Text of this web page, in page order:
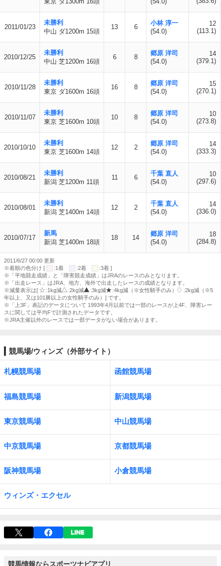
2011/01/23
未勝利
中山 ダ1200m 15頭
13 6
小林 淳一
(54.0)
12
(113.1)
2010/12/25
未勝利
中山 芝1200m 16頭
6 8
郷原 洋司
(54.0)
14
(379.1)
2010/11/28
未勝利
東京 ダ1600m 16頭
16 8
郷原 洋司
(54.0)
15
(270.1)
2010/11/07
未勝利
東京 芝1600m 10頭
10 8
郷原 洋司
(54.0)
10
(273.8)
2010/10/10
未勝利
東京 芝1600m 14頭
12 2
郷原 洋司
(54.0)
14
(333.3)
2010/08/21
未勝利
新潟 芝1200m 11頭
11 6
千葉 直人
(54.0)
10
(297.6)
2010/08/01
未勝利
新潟 芝1400m 14頭
12 2
千葉 直人
(54.0)
14
(336.0)
2010/07/17
新馬
新潟 芝1400m 18頭
18 14
郷原 洋司
(54.0)
18
(284.8)
2011/6/27 00:00 更新
※着順の色分け [
:1着 :2着
:3着 ]
※「平地競走成績」と「障害競走成績」はJRAのレースのみとなります。
※「出走レース」はJRA、地方、海外で出走したレースの成績となります。
※減量表示は[
:1kg減 :2kg減 :3kg減 :4kg減（※女性騎手のみ）
:2kg減（※5
年以上、又は101勝以上の女性騎手のみ）] です。
※「上3F」表記のデータについて 1993年4月以前では一部のレースが上4F、障害レー
スに関しては平均Fで計測されたデータです。
※JRA主催以外のレースでは一部データがない場合があります。
競馬場/ウィンズ（外部サイト）
札幌競馬場 函館競馬場
福島競馬場 新潟競馬場
東京競馬場 中山競馬場
中京競馬場 京都競馬場
阪神競馬場 小倉競馬場
ウィンズ・エクセル
競馬情報ならスポーツナビアプリ